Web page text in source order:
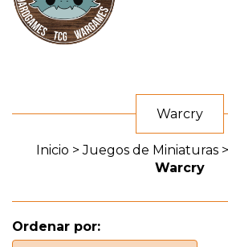
Warcry
Inicio > Juegos de Miniaturas >
Warcry
Ordenar por: